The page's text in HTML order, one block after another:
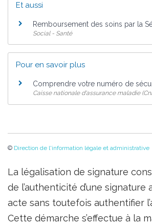
Et aussi
Remboursement des soins par la
Social - Santé
Pour en savoir plus
Comprendre votre numéro de
Caisse nationale d'assurance maladie
© Direction de l'information légale et administrative
La légalisation de signature
de l’authenticité d’une signature
acte sans toutefois authentifier
Cette démarche s’effectue à la